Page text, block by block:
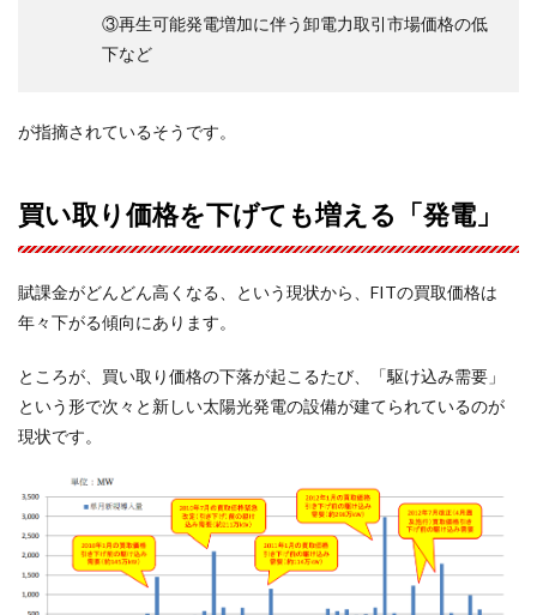
③再生可能発電増加に伴う卸電力取引市場価格の低
下など
が指摘されているそうです。
買い取り価格を下げても増える「発電」
賦課金がどんどん高くなる、という現状から、FITの買取価格は
年々下がる傾向にあります。
ところが、買い取り価格の下落が起こるたび、「駆け込み需要」
という形で次々と新しい太陽光発電の設備が建てられているのが
現状です。